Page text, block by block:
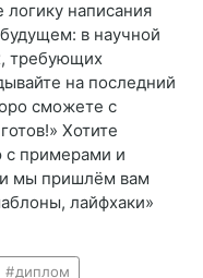
написания
в научной
требующих
на последний
сможете с
Хотите
с примерами и
и мы пришлём вам
лайфхаки»
диплом